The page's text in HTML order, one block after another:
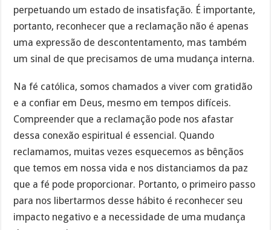
perpetuando um estado de insatisfação. É importante,
portanto, reconhecer que a reclamação não é apenas
uma expressão de descontentamento, mas também
um sinal de que precisamos de uma mudança interna.
Na fé católica, somos chamados a viver com gratidão
e a confiar em Deus, mesmo em tempos difíceis.
Compreender que a reclamação pode nos afastar
dessa conexão espiritual é essencial. Quando
reclamamos, muitas vezes esquecemos as bênçãos
que temos em nossa vida e nos distanciamos da paz
que a fé pode proporcionar. Portanto, o primeiro passo
para nos libertarmos desse hábito é reconhecer seu
impacto negativo e a necessidade de uma mudança